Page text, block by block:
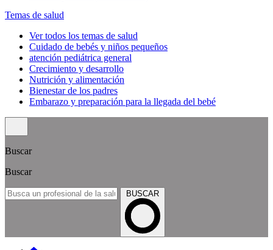
Temas de salud
Ver todos los temas de salud
Cuidado de bebés y niños pequeños
atención pediátrica general
Crecimiento y desarrollo
Nutrición y alimentación
Bienestar de los padres
Embarazo y preparación para la llegada del bebé
Buscar
Buscar
BUSCAR